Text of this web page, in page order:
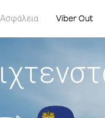
Ασφάλεια Viber Out